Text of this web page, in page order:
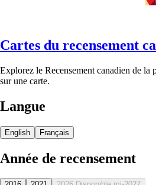
Cartes du recensement
Explorez le Recensement canadien de la
sur une carte.
Langue
English Français
Année de recensement